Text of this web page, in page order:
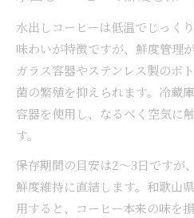
水出しコーヒーは低温でじっく
味わいが特徴ですが、鮮度管理
ガラス容器やステンレス製のボ
菌の繁殖を抑えられます。冷蔵
容器を使用し、なるべく空気に
す。
保存期間の目安は2〜3日ですが
鮮度維持に直結します。和歌山
用すると、コーヒー本来の味を